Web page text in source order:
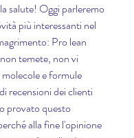
salute! Oggi parleremo
più interessanti nel
Pro lean
temete, non vi
e formule
recensioni dei clienti
provato questo
alla fine l'opinione